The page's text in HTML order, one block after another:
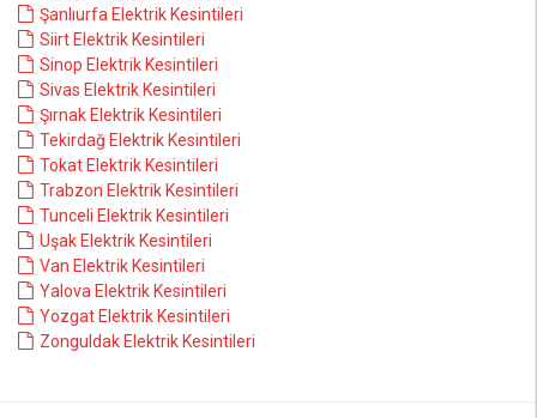
Şanlıurfa Elektrik Kesintileri
Siirt Elektrik Kesintileri
Sinop Elektrik Kesintileri
Sivas Elektrik Kesintileri
Şırnak Elektrik Kesintileri
Tekirdağ Elektrik Kesintileri
Tokat Elektrik Kesintileri
Trabzon Elektrik Kesintileri
Tunceli Elektrik Kesintileri
Uşak Elektrik Kesintileri
Van Elektrik Kesintileri
Yalova Elektrik Kesintileri
Yozgat Elektrik Kesintileri
Zonguldak Elektrik Kesintileri